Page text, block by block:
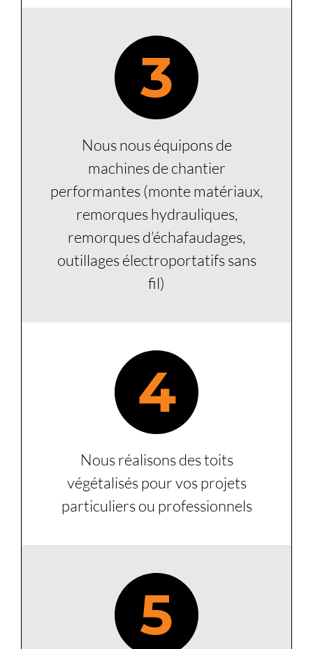
3
Nous nous équipons de
machines de chantier
performantes (monte matériaux,
remorques hydrauliques,
remorques d’échafaudages,
outillages électroportatifs sans
fil)
4
Nous réalisons des toits
végétalisés pour vos projets
particuliers ou professionnels
5